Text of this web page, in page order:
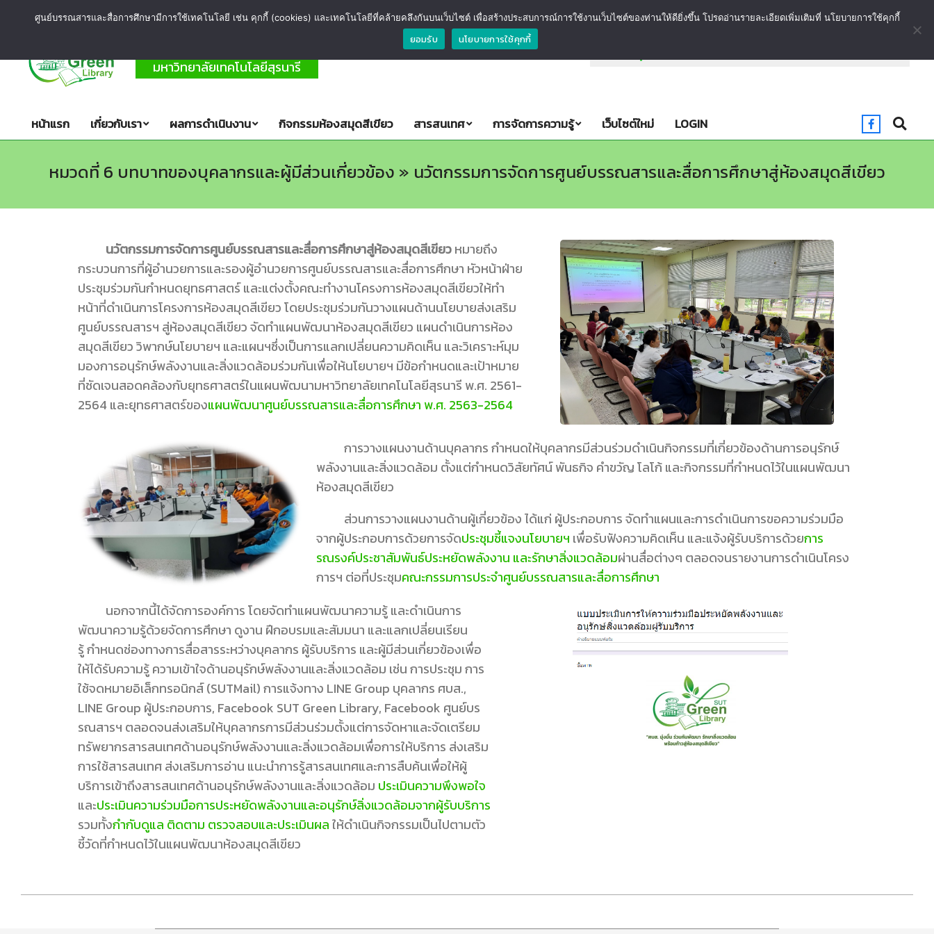
มหาวิทยาลัยเทคโนโลยีสุรนารี
คำขวัญห้องสมุดสีเขียว ศบส. มุ่งมั่น ร่วมกันอนุรักษ์พลังงานและสิ่งแวดล้อม พร้อมพัฒนาบริการอย่าง
หน้าแรก เกี่ยวกับเรา ผลการดำเนินงาน กิจกรรมห้องสมุดสีเขียว สารสนเทศ การจัดการความรู้ เว็บไซต์ใหม่ LOGIN
หมวดที่ 6 บทบาทของบุคลากรและผู้มีส่วนเกี่ยวข้อง » นวัตกรรมการจัดการศูนย์บรรณสารและสื่อการศึกษาสู่ห้องสมุดสีเขียว
นวัตกรรมการจัดการศูนย์บรรณสารและสื่อการศึกษาสู่ห้องสมุดสีเขียวหมายถึง
กระบวนการที่ผู้อำนวยการและรองผู้อำนวยการศูนย์บรรณสารและสื่อการศึกษา หัวหน้าฝ่าย
ประชุมร่วมกันกำหนดยุทธศาสตร์ และแต่งตั้งคณะทำงานโครงการห้องสมุดสีเขียวให้ทำ
หน้าที่ดำเนินการโครงการห้องสมุดสีเขียว โดยประชุมร่วมกันวางแผนด้านนโยบายส่งเสริม
ศูนย์บรรณสารฯ สู่ห้องสมุดสีเขียว จัดทำแผนพัฒนาห้องสมุดสีเขียว แผนดำเนินการห้อง
สมุดสีเขียว วิพากษ์นโยบายฯ และแผนฯซึ่งเป็นการแลกเปลี่ยนความคิดเห็น และวิเคราะห์มุม
มองการอนุรักษ์พลังงานและสิ่งแวดล้อมร่วมกันเพื่อให้นโยบายฯ มีข้อกำหนดและเป้าหมาย
ที่ชัดเจนสอดคล้องกับยุทธศาสตร์ในแผนพัฒนามหาวิทยาลัยเทคโนโลยีสุรนารี พ.ศ. 2561-
2564 และยุทธศาสตร์ของแผนพัฒนาศูนย์บรรณสารและสื่อการศึกษา พ.ศ. 2563-2564
การวางแผนงานด้านบุคลากร กำหนดให้บุคลากรมีส่วนร่วมดำเนินกิจกรรมที่เกี่ยวข้องด้านการอนุรักษ์
พลังงานและสิ่งแวดล้อม ตั้งแต่กำหนดวิสัยทัศน์ พันธกิจ คำขวัญ โลโก้ และกิจกรรมที่กำหนดไว้ในแผนพัฒนา
ห้องสมุดสีเขียว
ส่วนการวางแผนงานด้านผู้เกี่ยวข้อง ได้แก่ ผู้ประกอบการ จัดทำแผนและการดำเนินการขอความร่วมมือ
จากผู้ประกอบการด้วยการจัดประชุมชี้แจงนโยบายฯ เพื่อรับฟังความคิดเห็น และแจ้งผู้รับบริการด้วยการ
รณรงค์ประชาสัมพันธ์ประหยัดพลังงาน และรักษาสิ่งแวดล้อมผ่านสื่อต่างๆ ตลอดจนรายงานการดำเนินโครง
การฯ ต่อที่ประชุมคณะกรรมการประจำศูนย์บรรณสารและสื่อการศึกษา
นอกจากนี้ได้จัดการองค์การ โดยจัดทำแผนพัฒนาความรู้ และดำเนินการ
พัฒนาความรู้ด้วยจัดการศึกษา ดูงาน ฝึกอบรมและสัมมนา และแลกเปลี่ยนเรียน
รู้ กำหนดช่องทางการสื่อสารระหว่างบุคลากร ผู้รับบริการ และผู้มีส่วนเกี่ยวข้องเพื่อ
ให้ได้รับความรู้ ความเข้าใจด้านอนุรักษ์พลังงานและสิ่งแวดล้อม เช่น การประชุม การ
ใช้จดหมายอิเล็กทรอนิกส์ (SUTMail) การแจ้งทาง LINE Group บุคลากร ศบส.,
LINE Group ผู้ประกอบการ, Facebook SUT Green Library, Facebook ศูนย์บร
รณสารฯ ตลอดจนส่งเสริมให้บุคลากรการมีส่วนร่วมตั้งแต่การจัดหาและจัดเตรียม
ทรัพยากรสารสนเทศด้านอนุรักษ์พลังงานและสิ่งแวดล้อมเพื่อการให้บริการ ส่งเสริม
การใช้สารสนเทศ ส่งเสริมการอ่าน แนะนำการรู้สารสนเทศและการสืบค้นเพื่อให้ผู้
บริการเข้าถึงสารสนเทศด้านอนุรักษ์พลังงานและสิ่งแวดล้อม ประเมินความพึงพอใจ
และประเมินความร่วมมือการประหยัดพลังงานและอนุรักษ์สิ่งแวดล้อมจากผู้รับบริการ
รวมทั้งกำกับดูแล ติดตาม ตรวจสอบและประเมินผลให้ดำเนินกิจกรรมเป็นไปตามตัว
ชี้วัดที่กำหนดไว้ในแผนพัฒนาห้องสมุดสีเขียว
ศูนย์บรรณสารและสื่อการศึกษามีการใช้เทคโนโลยี เช่น คุกกี้ (cookies) และเทคโนโลยีที่คล้ายคลึงกันบนเว็บไซต์ เพื่อสร้างประสบการณ์การใช้งานเว็บไซต์ของท่านให้ดียิ่งขึ้น โปรดอ่านรายละเอียดเพิ่มเติมที่ นโยบายการใช้คุกกี้
ยอมรับ นโยบายการใช้คุกกี้